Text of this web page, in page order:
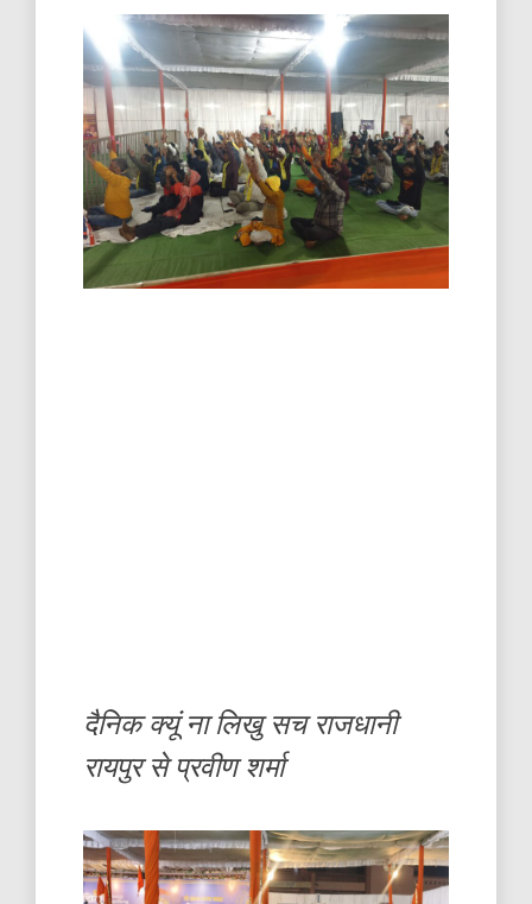
दैनिक क्यूं ना लिखु सच राजधानी
रायपुर से प्रवीण शर्मा